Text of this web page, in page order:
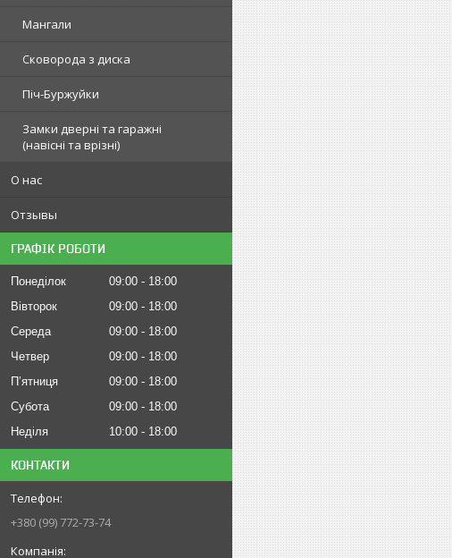
Мангали
Сковорода з диска
Піч-Буржуйки
Замки дверні та гаражні
(навісні та врізні)
О нас
Отзывы
ГРАФІК РОБОТИ
Понеділок 09:00
18:00
Вівторок
09:00
18:00
Середа
09:00
18:00
Четвер
09:00
18:00
Пʼятниця
09:00
18:00
Субота
09:00
18:00
Неділя
10:00 18:00
КОНТАКТИ
+380 (99) 772-73-74